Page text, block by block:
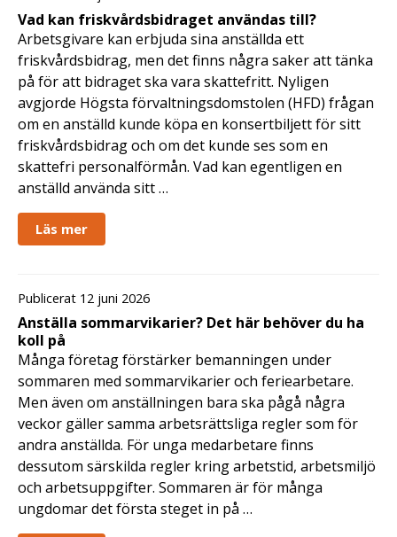
Vad kan friskvårdsbidraget användas till?
Arbetsgivare kan erbjuda sina anställda ett
friskvårdsbidrag, men det finns några saker att tänka
på för att bidraget ska vara skattefritt. Nyligen
avgjorde Högsta förvaltningsdomstolen (HFD) frågan
om en anställd kunde köpa en konsertbiljett för sitt
friskvårdsbidrag och om det kunde ses som en
skattefri personalförmån. Vad kan egentligen en
anställd använda sitt …
Läs mer
Publicerat 12 juni 2026
Anställa sommarvikarier? Det här behöver du ha
koll på
Många företag förstärker bemanningen under
sommaren med sommarvikarier och feriearbetare.
Men även om anställningen bara ska pågå några
veckor gäller samma arbetsrättsliga regler som för
andra anställda. För unga medarbetare finns
dessutom särskilda regler kring arbetstid, arbetsmiljö
och arbetsuppgifter. Sommaren är för många
ungdomar det första steget in på …